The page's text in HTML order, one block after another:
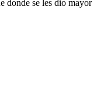
donde se les dio mayor